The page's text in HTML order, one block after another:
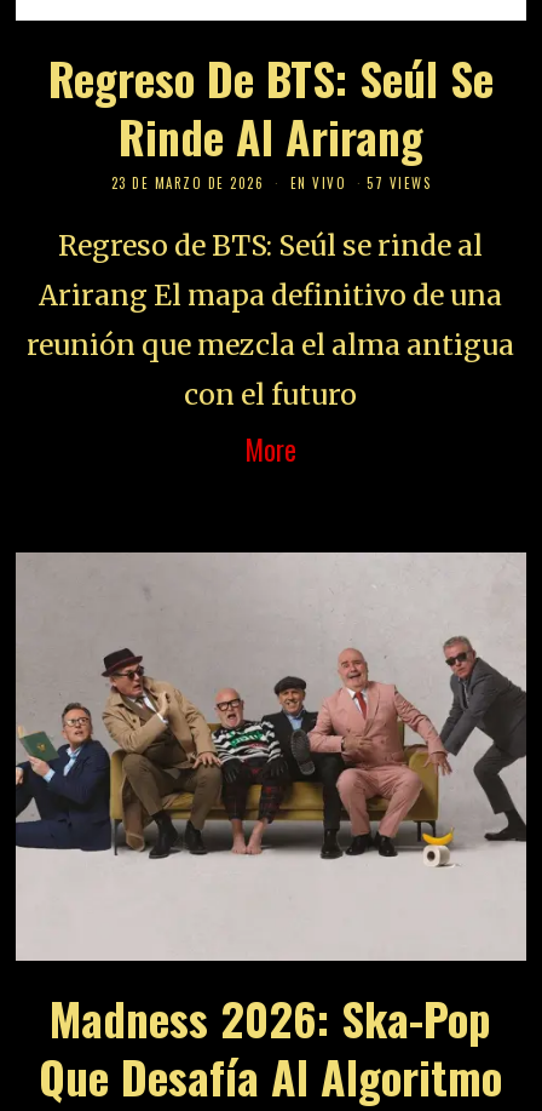
Regreso De BTS: Seúl Se
Rinde Al Arirang
23 DE MARZO DE 2026 EN VIVO 57 VIEWS
Regreso de BTS: Seúl se rinde al
Arirang El mapa definitivo de una
reunión que mezcla el alma antigua
con el futuro
More
Madness 2026: Ska-Pop
Que Desafía Al Algoritmo